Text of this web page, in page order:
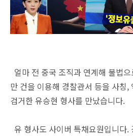
얼마 전 중국 조직과 연계해 불법
만 건을 이용해 경찰관서 등을 사칭,
검거한 유승현 형사를 만났습니다.
유 형사도 사이버 특채요원입니다.